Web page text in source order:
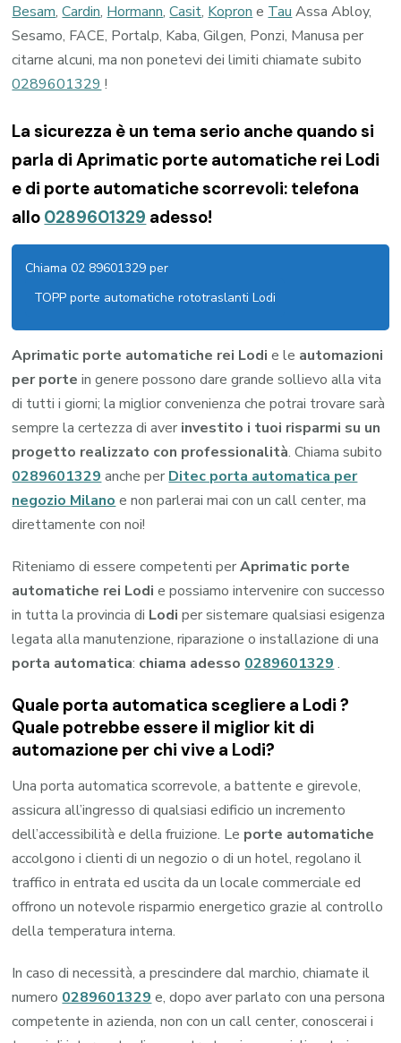
Besam,Cardin, Hormann,Casit, Kopron e Tau Assa Abloy,
Sesamo, FACE, Portalp, Kaba, Gilgen, Ponzi, Manusa per
citarne alcuni, ma non ponetevi dei limiti chiamate subito
0289601329 !
La sicurezza è un tema serio anche quando si
parla di Aprimatic porte automatiche rei Lodi
e di porte automatiche scorrevoli: telefona
allo 0289601329 adesso!
Chiama 02 89601329 per
TOPP porte automatiche rototraslanti Lodi
Aprimatic porte automatiche rei Lodie le automazioni
per portein genere possono dare grande sollievo alla vita
di tutti i giorni; la miglior convenienza che potrai trovare sarà
sempre la certezza di aver investito i tuoi risparmi su un
progetto realizzato con professionalità. Chiama subito
0289601329anche perDitec porta automatica per
negozio Milanoe non parlerai mai con un call center, ma
direttamente con noi!
Riteniamo di essere competenti perAprimatic porte
automatiche rei Lodi e possiamo intervenire con successo
in tutta la provincia di Lodiper sistemare qualsiasi esigenza
legata alla manutenzione, riparazione o installazione di una
porta automatica: chiama adesso0289601329.
Quale porta automatica scegliere a Lodi ?
Quale potrebbe essere il miglior kit di
automazione per chi vive a Lodi?
Una porta automatica scorrevole, a battente e girevole,
assicura all’ingresso di qualsiasi edificio un incremento
dell’accessibilità e della fruizione. Le porte automatiche
accolgono i clienti di un negozio o di un hotel, regolano il
traffico in entrata ed uscita da un locale commerciale ed
offrono un notevole risparmio energetico grazie al controllo
della temperatura interna.
In caso di necessità, a prescindere dal marchio, chiamate il
numero 0289601329 e, dopo aver parlato con una persona
competente in azienda, non con un call center, conoscerai i